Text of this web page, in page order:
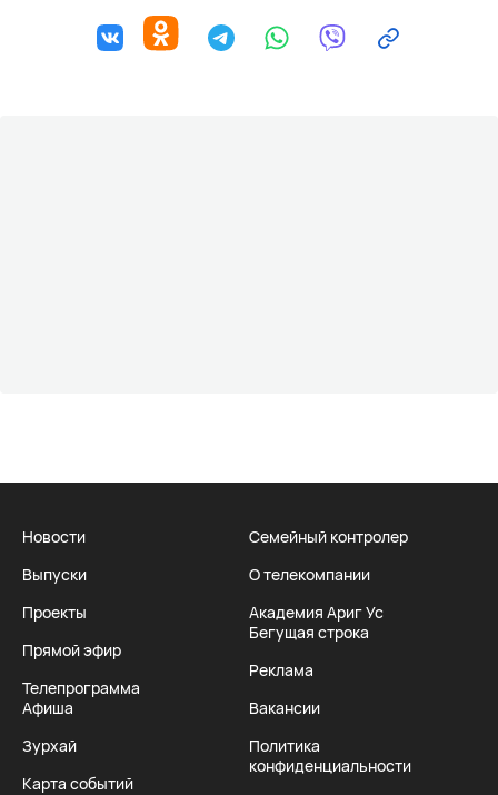
Новости
Выпуски
Проекты
Прямой эфир
Телепрограмма
Афиша
Зурхай
Карта событий
Семейный контролер
О телекомпании
Академия Ариг Ус
Бегущая строка
Реклама
Вакансии
Политика
конфиденциальности